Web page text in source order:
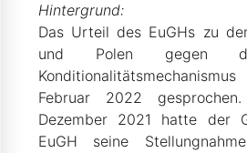
Hintergrund:
Das Urteil des EuGHs zu
und Polen gegen
Februar 2022
Dezember 2021 hatte der
EuGH seine